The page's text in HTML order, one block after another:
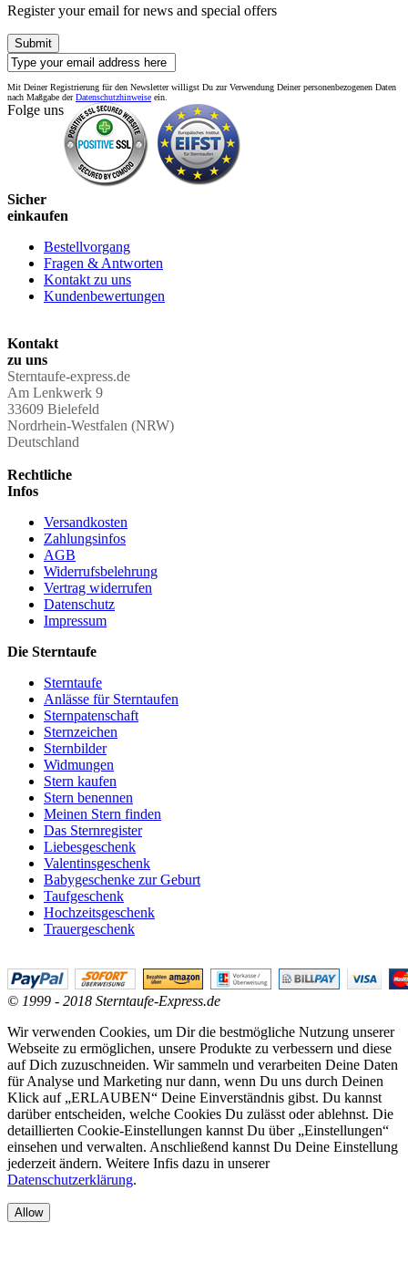
Register your email for news and special offers
Submit
Mit Deiner Registrierung für den Newsletter willigst Du zur Verwendung Deiner personenbezogenen Daten
nach Maßgabe derDatenschutzhinweise ein.
Folge uns
Sicher
einkaufen
Bestellvorgang
Fragen & Antworten
Kontakt zu uns
Kundenbewertungen
Kontakt
zu uns
Sterntaufe-express.de
Am Lenkwerk 9
33609 Bielefeld
Nordrhein-Westfalen (NRW)
Deutschland
Rechtliche
Infos
Versandkosten
Zahlungsinfos
AGB
Widerrufsbelehrung
Vertrag widerrufen
Datenschutz
Impressum
Die Sterntaufe
Sterntaufe
Anlässe für Sterntaufen
Sternpatenschaft
Sternzeichen
Sternbilder
Widmungen
Stern kaufen
Stern benennen
Meinen Stern finden
Das Sternregister
Liebesgeschenk
Valentinsgeschenk
Babygeschenke zur Geburt
Taufgeschenk
Hochzeitsgeschenk
Trauergeschenk
© 1999 - 2018 Sterntaufe-Express.de
Wir verwenden Cookies, um Dir die bestmögliche Nutzung unserer
Webseite zu ermöglichen, unsere Produkte zu verbessern und diese
auf Dich zuzuschneiden. Wir sammeln und verarbeiten Deine Daten
für Analyse und Marketing nur dann, wenn Du uns durch Deinen
Klick auf „ERLAUBEN“ Deine Einverständnis gibst. Du kannst
darüber entscheiden, welche Cookies Du zulässt oder ablehnst. Die
detaillierten Cookie-Einstellungen kannst Du über „Einstellungen“
einsehen und verwalten. Anschließend kannst Du Deine Einstellung
jederzeit ändern. Weitere Infis dazu in unserer
Datenschutzerklärung.
Allow